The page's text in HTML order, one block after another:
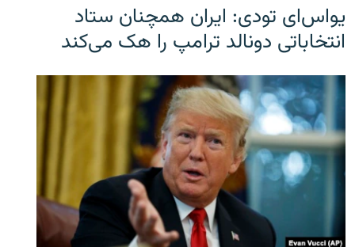
یو‌اس‌ای تودی: ایران همچنان ستاد
انتخاباتی دونالد ترامپ را هک می‌کند